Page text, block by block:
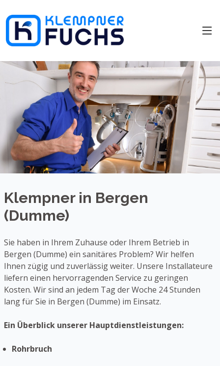
Klempner in Bergen
(Dumme)
Sie haben in Ihrem Zuhause oder Ihrem Betrieb in
Bergen (Dumme) ein sanitäres Problem? Wir helfen
Ihnen zügig und zuverlässig weiter. Unsere Installateure
liefern einen hervorragenden Service zu geringen
Kosten. Wir sind an jedem Tag der Woche 24 Stunden
lang für Sie in Bergen (Dumme) im Einsatz.
Ein Überblick unserer Hauptdienstleistungen:
Rohrbruch